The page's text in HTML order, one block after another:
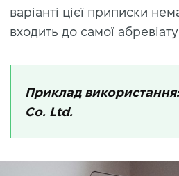
варіанті цієї приписки
входить до самої
Приклад використання:
Co. Ltd.